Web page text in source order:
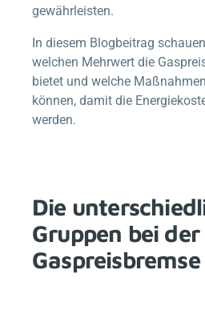
gewährleisten.
In diesem Blogbeitrag
welchen Mehrwert die
bietet und welche
können, damit die
werden.
Die
Gruppen bei der
Gaspreisbremse